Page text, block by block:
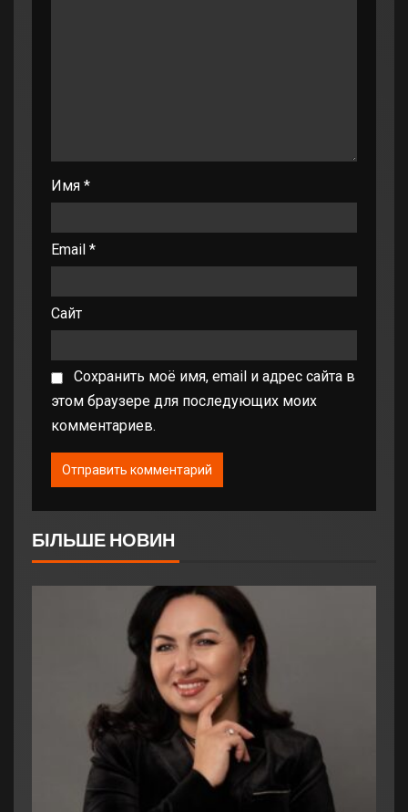
Имя *
Email *
Сайт
Сохранить моё имя, email и адрес сайта в
этом браузере для последующих моих
комментариев.
БІЛЬШЕ НОВИН